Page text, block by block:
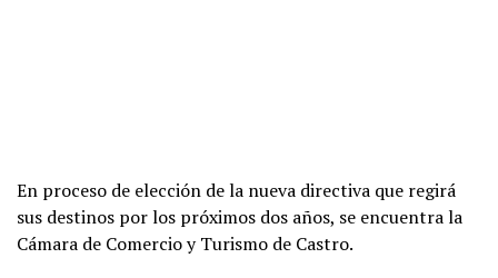
En proceso de elección de la nueva directiva que regirá
sus destinos por los próximos dos años, se encuentra la
Cámara de Comercio y Turismo de Castro.